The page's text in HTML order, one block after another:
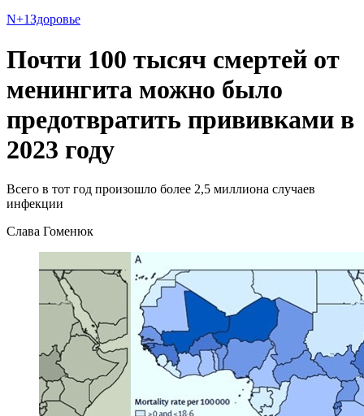
N+1Здоровье
Почти 100 тысяч смертей от
менингита можно было
предотвратить прививками в
2023 году
Всего в тот год произошло более 2,5 миллиона случаев
инфекции
Слава Гоменюк